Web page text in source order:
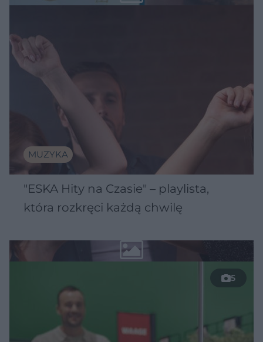
MUZYKA
"ESKA Hity na Czasie" – playlista,
która rozkręci każdą chwilę
5